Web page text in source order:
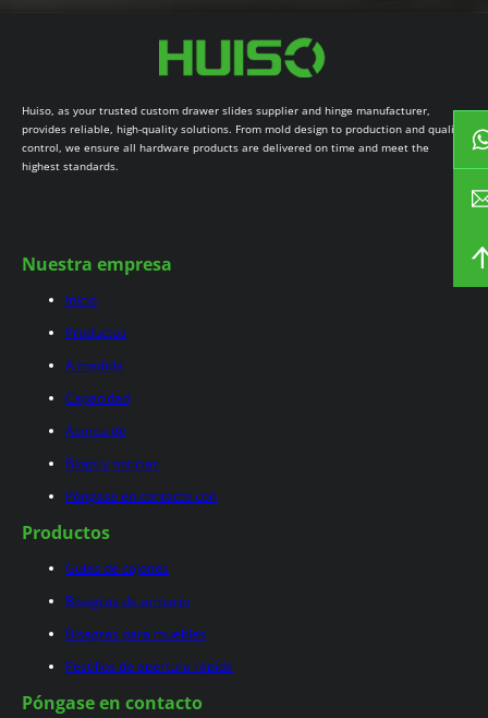
Nuestra empresa
Inicio
Productos
A medida
Capacidad
Acerca de
Blogs y noticias
Póngase en contacto con
Productos
Guías de cajones
Bisagras de armario
Bisagras para muebles
Pestillos de apertura rápida
Póngase en contacto
Huiso, as your trusted custom drawer slides supplier and hinge manufacturer,
provides reliable, high-quality solutions. From mold design to production and quality
control, we ensure all hardware products are delivered on time and meet the
highest standards.